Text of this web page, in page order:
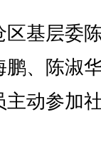
基层委陈
鹏、陈淑
主动参加